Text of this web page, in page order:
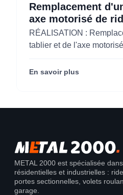
Remplacement
axe motorisé de
pour M'CHADAL
(95)
RÉALISATION :
tablier et de l'axe
Center) (95290).
En savoir plus
METAL 2000 est spécialisée
résidentielles et industrielles :
portes sectionnelles, volets
garage.